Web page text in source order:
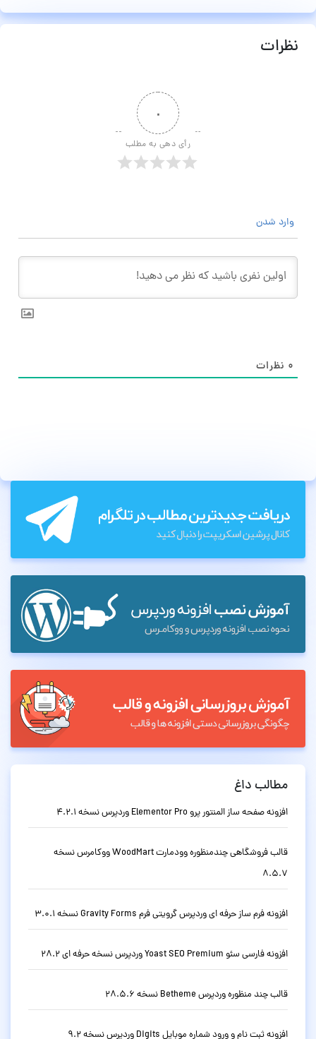
نظرات
۰
رأی دهی به مطلب
وارد شدن
۰ نظرات
مطالب داغ
افزونه صفحه ساز المنتور پرو Elementor Pro وردپرس نسخه 4.2.1
قالب فروشگاهی چندمنظوره وودمارت WoodMart ووکامرس نسخه
8.5.7
افزونه فرم ساز حرفه ای وردپرس گرویتی فرم Gravity Forms نسخه 3.0.1
افزونه فارسی سئو Yoast SEO Premium وردپرس نسخه حرفه ای 28.2
قالب چند منظوره وردپرس Betheme نسخه 28.5.6
افزونه ثبت نام و ورود شماره موبایل Digits وردپرس نسخه 9.2